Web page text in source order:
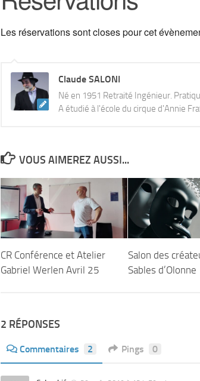
Les réservations sont closes pour cet
Claude SALONI
Né en 1951 Retraité Ingénieur.
A étudié à l'école du cirque d'Annie
VOUS AIMEREZ AUSSI...
CR Conférence et Atelier
Gabriel Werlen Avril 25
Salon des
Sables d’Olonne
2 RÉPONSES
Commentaires 2 Pings 0